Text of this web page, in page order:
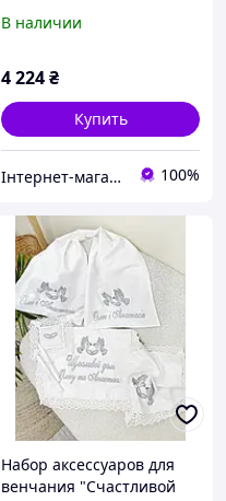
В наличии
4 224₴
Купить
Інтернет-магазин "Майстерня весільних аксесуарів" 100%
Набор аксессуаров для
венчания "Счастливой